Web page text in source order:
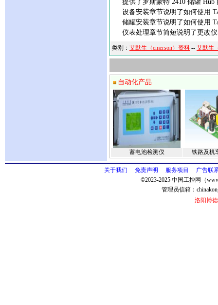
提供了罗斯蒙特 2410 储罐 Hub
设备安装章节说明了如何使用
储罐安装章节说明了如何使用
仪表处理章节简短说明了更改仪
类别： 艾默生（emerson）资料 -- 艾默生
自动化产品
蓄电池检测仪 铁路及机
关于我们 免责声明 服务项目
广告联
©2023-2025 中国工控网（
管理员信箱：
洛阳博